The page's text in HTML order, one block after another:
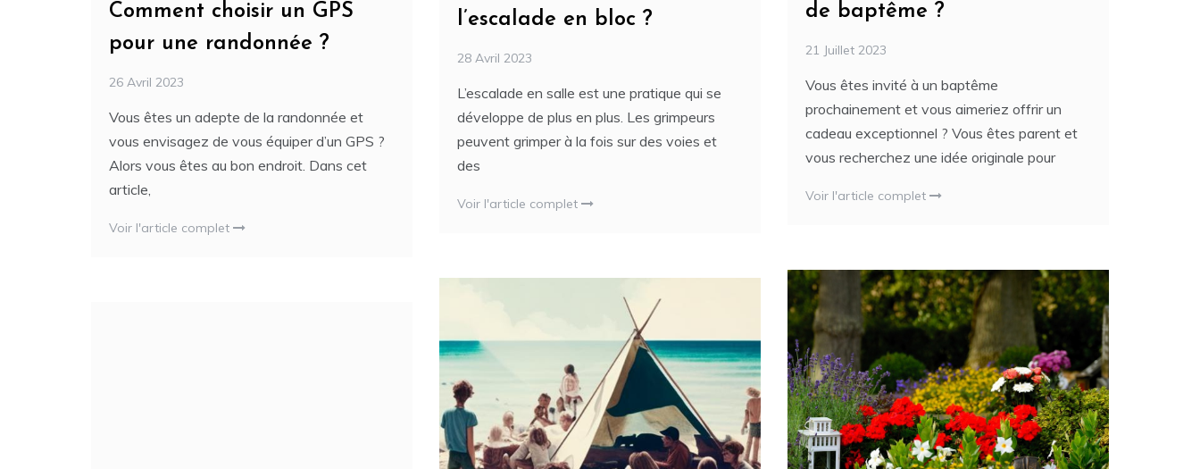
de baptême ?
21 Juillet 2023
Vous êtes invité à un baptême
prochainement et vous aimeriez offrir un
cadeau exceptionnel ? Vous êtes parent et
vous recherchez une idée originale pour
Voir l'article complet
l’escalade en bloc ?
28 Avril 2023
L’escalade en salle est une pratique qui se
développe de plus en plus. Les grimpeurs
peuvent grimper à la fois sur des voies et
des
Voir l'article complet
Comment choisir un GPS
pour une randonnée ?
26 Avril 2023
Vous êtes un adepte de la randonnée et
vous envisagez de vous équiper d’un GPS ?
Alors vous êtes au bon endroit. Dans cet
article,
Voir l'article complet